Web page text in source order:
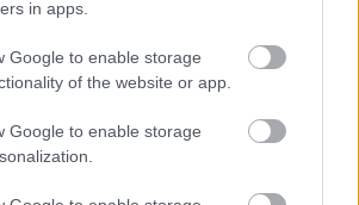
in apps.
Google to enable storage
of the website or app.
Google to enable storage